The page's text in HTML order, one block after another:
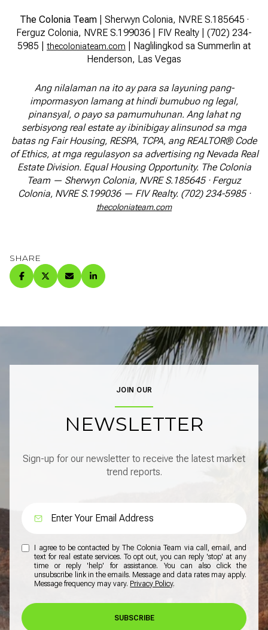
The Colonia Team| Sherwyn Colonia, NVRE S.185645 ·
Ferguz Colonia, NVRE S.199036 | FIV Realty | (702) 234-
5985 | thecoloniateam.com
| Naglilingkod sa Summerlin at
Henderson, Las Vegas
Ang nilalaman na ito ay para sa layuning pang-
impormasyon lamang at hindi bumubuo ng legal,
pinansyal, o payo sa pamumuhunan. Ang lahat ng
serbisyong real estate ay ibinibigay alinsunod sa mga
batas ng Fair Housing, RESPA, TCPA, ang REALTOR® Code
of Ethics, at mga regulasyon sa advertising ng Nevada Real
Estate Division. Equal Housing Opportunity. The Colonia
Team — Sherwyn Colonia, NVRE S.185645 · Ferguz
Colonia, NVRE S.199036 — FIV Realty. (702) 234-5985 ·
thecoloniateam.com
SHARE
JOIN OUR
NEWSLETTER
Sign-up for our newsletter to receive the latest market
trend reports.
I agree to be contacted by The Colonia Team via call, email, and
text for real estate services. To opt out, you can reply 'stop' at any
time or reply 'help' for assistance. You can also click the
unsubscribe link in the emails. Message and data rates may apply.
Message frequency may vary. Privacy Policy.
SUBSCRIBE